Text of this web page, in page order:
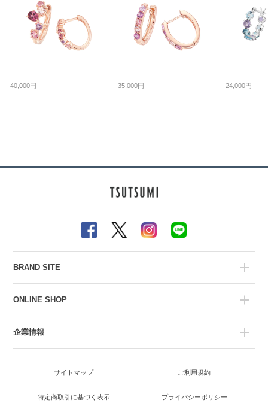
40,000円 35,000円 24,000円
BRAND SITE
ONLINE SHOP
企業情報
サイトマップ ご利用規約
特定商取引に基づく表示 プライバシーポリシー